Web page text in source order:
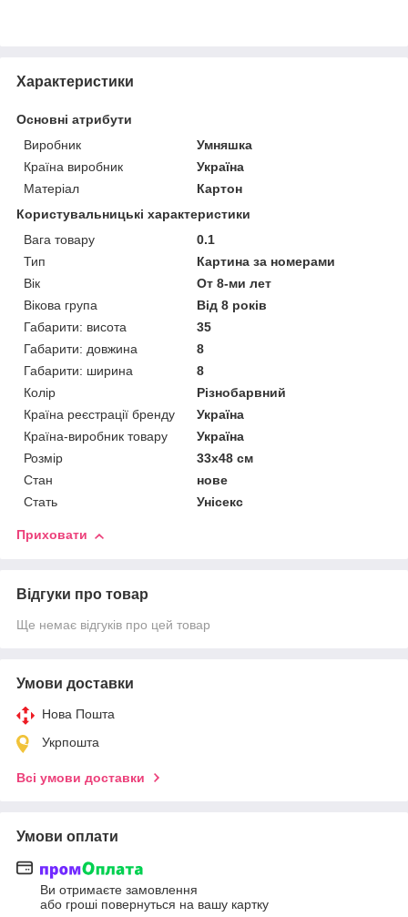
Характеристики
Основні атрибути
Виробник
Умняшка
Країна виробник
Україна
Матеріал
Картон
Користувальницькі характеристики
Вага товару
0.1
Тип
Картина за номерами
Вік
От 8-ми лет
Вікова група
Від 8 років
Габарити: висота
35
Габарити: довжина
8
Габарити: ширина
8
Колір
Різнобарвний
Країна реєстрації бренду
Україна
Країна-виробник товару
Україна
Розмір
33х48 см
Стан
нове
Стать
Унісекс
Приховати
Відгуки про товар
Ще немає відгуків про цей товар
Умови доставки
Нова Пошта
Укрпошта
Всі умови доставки
Умови оплати
Ви отримаєте замовлення
або гроші повернуться на вашу картку